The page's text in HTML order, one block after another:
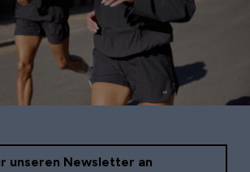
unseren Newsletter an